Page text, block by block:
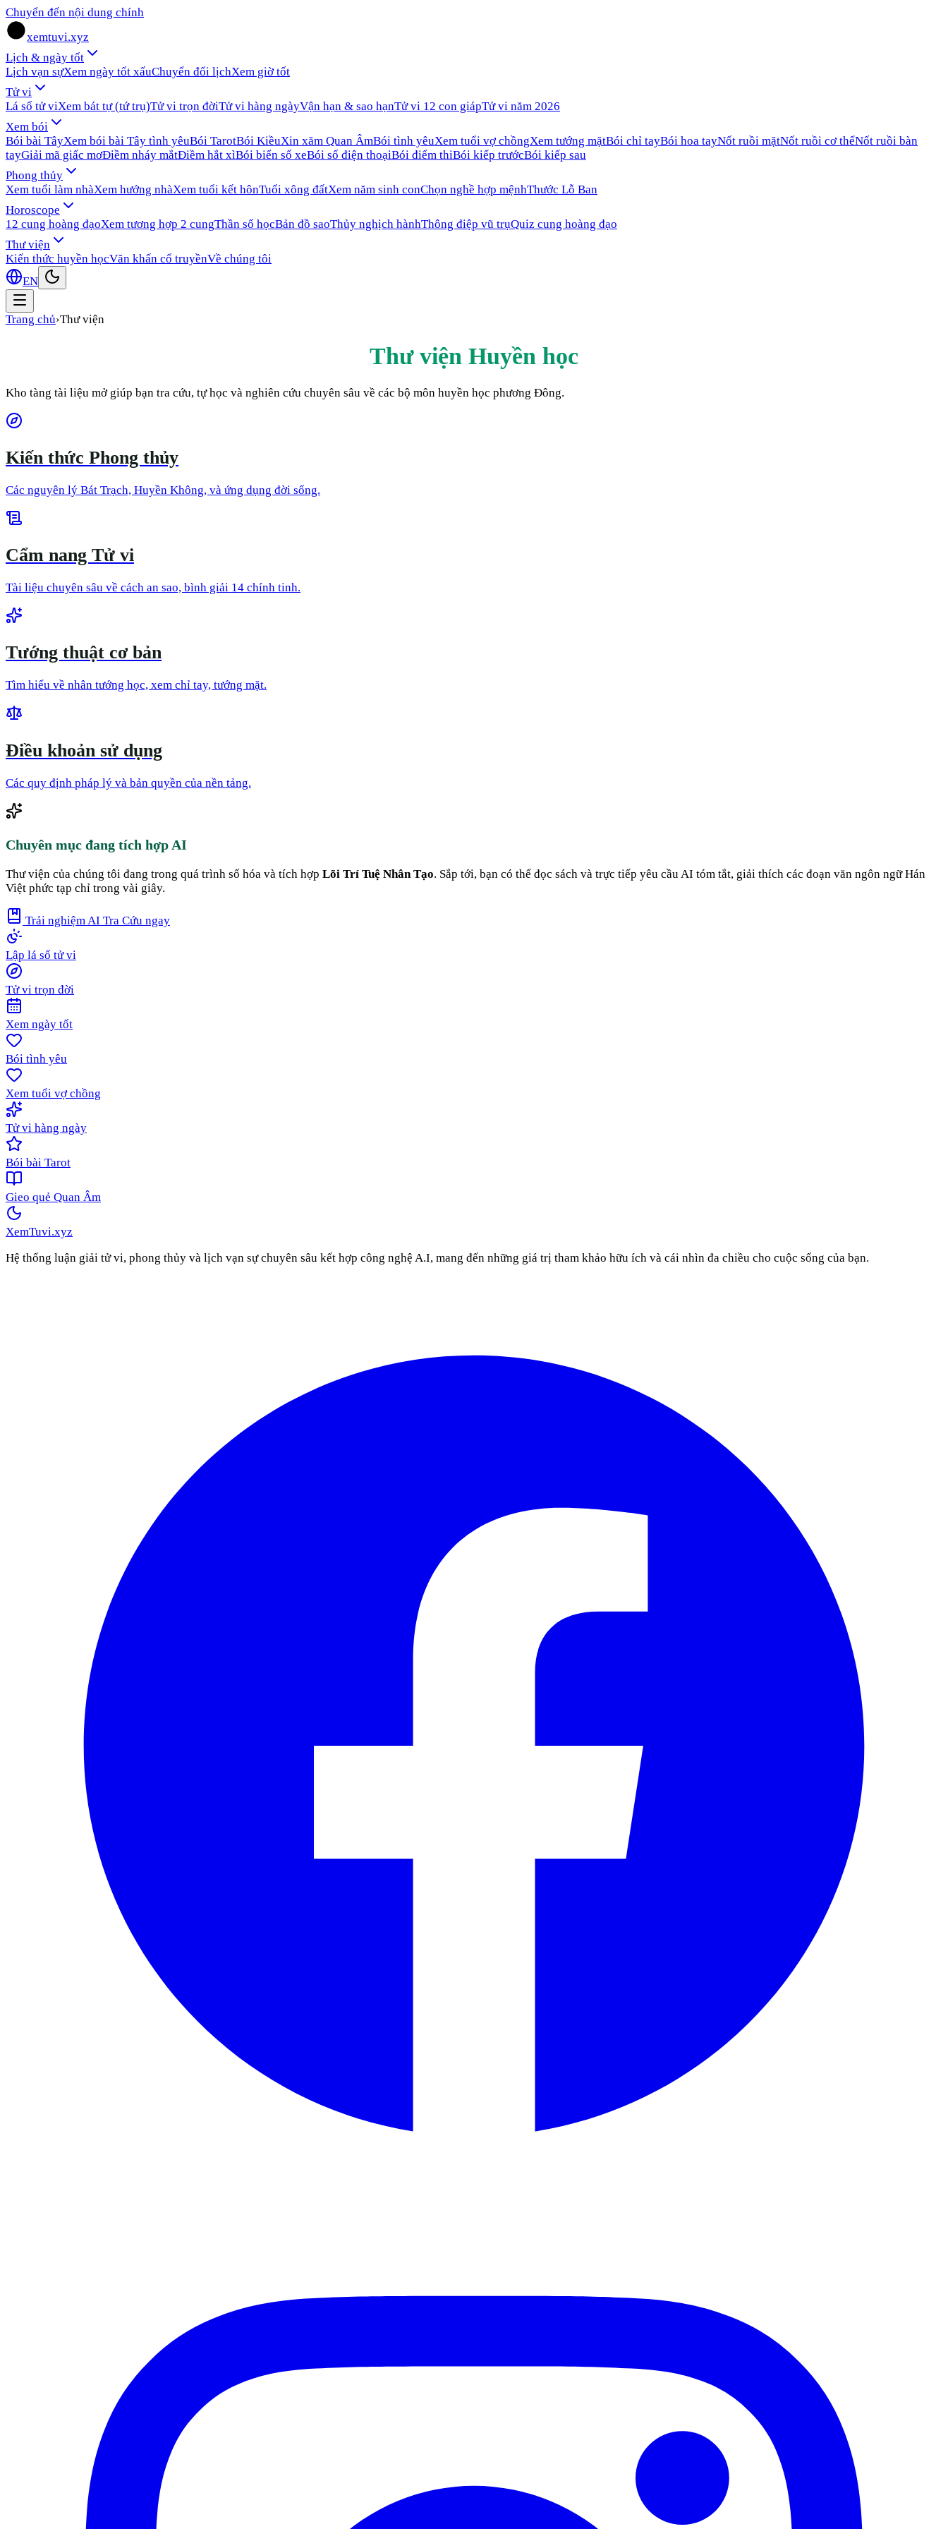
Chuyển đến nội dung chính
xemtuvi.xyz
Lịch & ngày tốt
Lịch vạn sựXem ngày tốt xấuChuyển đổi lịchXem giờ tốt
Tử vi
Lá số tử viXem bát tự (tứ trụ)Tử vi trọn đờiTử vi hàng ngàyVận hạn & sao hạnTử vi 12 con giápTử vi năm 2026
Xem bói
Bói bài TâyXem bói bài Tây tình yêuBói TarotBói KiềuXin xăm Quan ÂmBói tình yêuXem tuổi vợ chồngXem tướng mặtBói chỉ tayBói hoa tayNốt ruồi mặtNốt ruồi cơ thểNốt ruồi bàn
tayGiải mã giấc mơĐiềm nháy mắtĐiềm hắt xìBói biển số xeBói số điện thoạiBói điểm thiBói kiếp trướcBói kiếp sau
Phong thủy
Xem tuổi làm nhàXem hướng nhàXem tuổi kết hônTuổi xông đấtXem năm sinh conChọn nghề hợp mệnhThước Lỗ Ban
Horoscope
12 cung hoàng đạoXem tương hợp 2 cungThần số họcBản đồ saoThủy nghịch hànhThông điệp vũ trụQuiz cung hoàng đạo
Thư viện
Kiến thức huyền họcVăn khấn cổ truyềnVề chúng tôi
EN
Trang chủ›Thư viện
Thư viện Huyền học
Kho tàng tài liệu mở giúp bạn tra cứu, tự học và nghiên cứu chuyên sâu về các bộ môn huyền học phương Đông.
Kiến thức Phong thủy
Các nguyên lý Bát Trạch, Huyền Không, và ứng dụng đời sống.
Cẩm nang Tử vi
Tài liệu chuyên sâu về cách an sao, bình giải 14 chính tinh.
Tướng thuật cơ bản
Tìm hiểu về nhân tướng học, xem chỉ tay, tướng mặt.
Điều khoản sử dụng
Các quy định pháp lý và bản quyền của nền tảng.
Chuyên mục đang tích hợp AI
Thư viện của chúng tôi đang trong quá trình số hóa và tích hợp Lõi Trí Tuệ Nhân Tạo. Sắp tới, bạn có thể đọc sách và trực tiếp yêu cầu AI tóm tắt, giải thích các đoạn văn ngôn ngữ Hán
Việt phức tạp chỉ trong vài giây.
Trải nghiệm AI Tra Cứu ngay
Lập lá số tử vi
Tử vi trọn đời
Xem ngày tốt
Bói tình yêu
Xem tuổi vợ chồng
Tử vi hàng ngày
Bói bài Tarot
Gieo quẻ Quan Âm
XemTuvi.xyz
Hệ thống luận giải tử vi, phong thủy và lịch vạn sự chuyên sâu kết hợp công nghệ A.I, mang đến những giá trị tham khảo hữu ích và cái nhìn đa chiều cho cuộc sống của bạn.